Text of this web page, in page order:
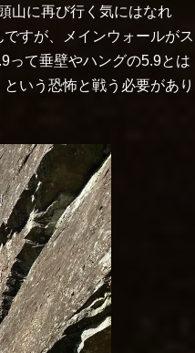
山に再び行く気にはなれ
すが、メインウォールがス
って垂壁やハングの5.9とは
いう恐怖と戦う必要があり